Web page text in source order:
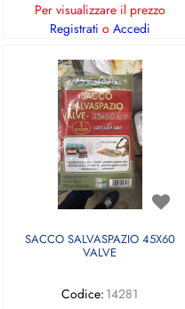
Per visualizzare il prezzo
Registrati o Accedi
SACCO SALVASPAZIO 45X60
VALVE
Codice: 14281